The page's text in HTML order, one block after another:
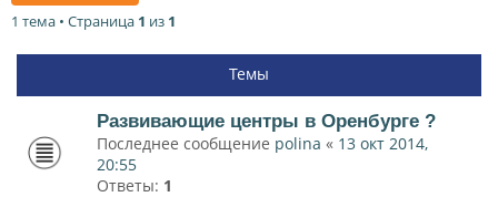
1 тема • Страница 1 из 1
Темы
Развивающие центры в Оренбурге ?
Последнее сообщение polina « 13 окт 2014,
20:55
Ответы: 1